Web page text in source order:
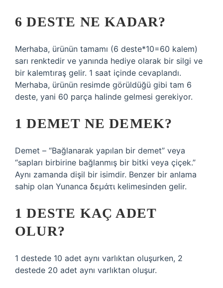
6 DESTE NE KADAR?
Merhaba, ürünün tamamı (6 deste*10=60 kalem)
sarı renktedir ve yanında hediye olarak bir silgi ve
bir kalemtıraş gelir. 1 saat içinde cevaplandı.
Merhaba, ürünün resimde görüldüğü gibi tam 6
deste, yani 60 parça halinde gelmesi gerekiyor.
1 DEMET NE DEMEK?
Demet – “Bağlanarak yapılan bir demet” veya
“sapları birbirine bağlanmış bir bitki veya çiçek.”
Aynı zamanda dişil bir isimdir. Benzer bir anlama
sahip olan Yunanca δεμάτι kelimesinden gelir.
1 DESTE KAÇ ADET
OLUR?
1 destede 10 adet aynı varlıktan oluşurken, 2
destede 20 adet aynı varlıktan oluşur.